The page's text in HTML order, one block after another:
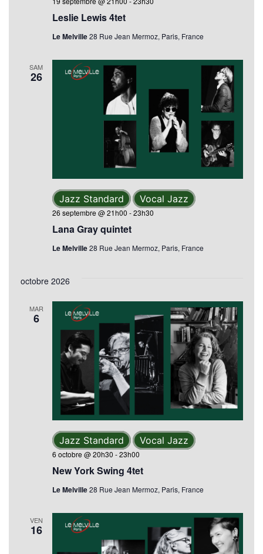
Leslie Lewis 4tet
Le Melville28 Rue Jean Mermoz, Paris, France
SAM
26
Lana Gray quintet
26 septembre @ 21h00 -23h30
Jazz Standard Vocal Jazz
Le Melville28 Rue Jean Mermoz, Paris, France
octobre 2026
MAR
6
New York Swing 4tet
6 octobre @ 20h30 -23h00
Jazz Standard Vocal Jazz
Le Melville28 Rue Jean Mermoz, Paris, France
VEN
16